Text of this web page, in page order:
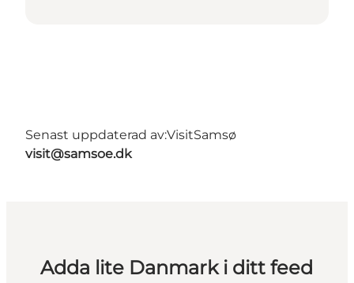
Senast uppdaterad av:VisitSamsø
visit@samsoe.dk
Adda lite Danmark i ditt feed